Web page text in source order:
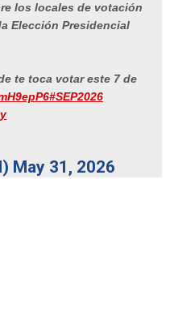
los locales de votación
Elección Presidencial
te toca votar este 7 de
#SEP2026
May 31, 2026